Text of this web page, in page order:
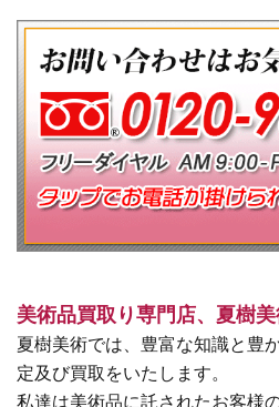
美術品買取り専門店、夏樹
夏樹美術では、豊富な知識と豊
定及び買取をいたします。
私達は美術品に託されたお客様